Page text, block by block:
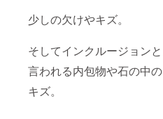
少しの欠けやキズ。
そしてインクルージョンと
言われる内包物や石の中の
キズ。